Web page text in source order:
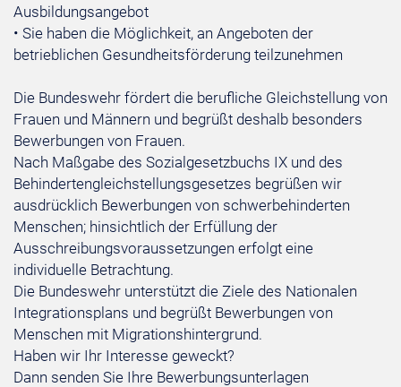
Ausbildungsangebot
• Sie haben die Möglichkeit, an Angeboten der
betrieblichen Gesundheitsförderung teilzunehmen
Die Bundeswehr fördert die berufliche Gleichstellung von
Frauen und Männern und begrüßt deshalb besonders
Bewerbungen von Frauen.
Nach Maßgabe des Sozialgesetzbuchs IX und des
Behindertengleichstellungsgesetzes begrüßen wir
ausdrücklich Bewerbungen von schwerbehinderten
Menschen; hinsichtlich der Erfüllung der
Ausschreibungsvoraussetzungen erfolgt eine
individuelle Betrachtung.
Die Bundeswehr unterstützt die Ziele des Nationalen
Integrationsplans und begrüßt Bewerbungen von
Menschen mit Migrationshintergrund.
Haben wir Ihr Interesse geweckt?
Dann senden Sie Ihre Bewerbungsunterlagen